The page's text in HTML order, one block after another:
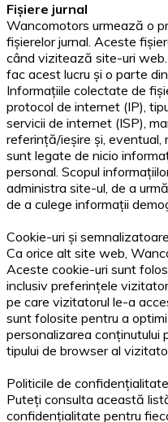
Fișiere jurnal
Wancomotors urmează o
fișierelor jurnal. Aceste
când vizitează site-uri
fac acest lucru și o parte
Informațiile colectate de
protocol de internet (IP),
servicii de internet (ISP),
referință/ieșire și, eventual,
sunt legate de nicio
personal. Scopul
administra site-ul, de a
de a culege informații
Cookie-uri și
Ca orice alt site web,
Aceste cookie-uri sunt
inclusiv preferințele
pe care vizitatorul le-a
sunt folosite pentru a
personalizarea conținutului
tipului de browser al
Politicile de
Puteți consulta această
confidențialitate pentru